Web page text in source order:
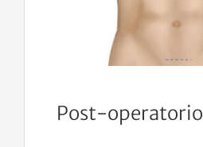
Post-operatorio